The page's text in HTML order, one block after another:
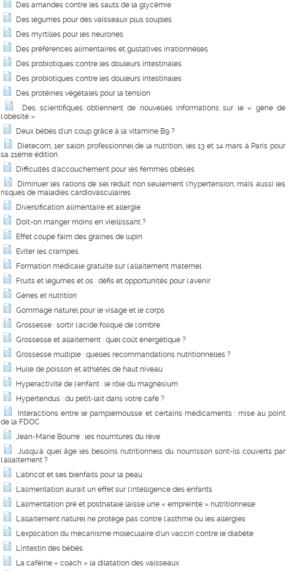
Des amandes contre les sauts de la glycémie
Des légumes pour des vaisseaux plus souples
Des myrtilles pour les neurones
Des préférences alimentaires et gustatives irrationnelles
Des probiotiques contre les douleurs intestinales
Des probiotiques contre les douleurs intestinales
Des protéines végétales pour la tension
Des scientifiques obtiennent de nouvelles informations sur le « gène de
l'obésité »
Deux bébés d'un coup grâce à la vitamine B9 ?
Dietecom, 1er salon professionnel de la nutrition, les 13 et 14 mars à Paris pour
sa 21ème édition
Difficultés d'accouchement pour les femmes obèses
Diminuer les rations de sel réduit non seulement l'hypertension, mais aussi les
risques de maladies cardiovasculaires
Diversification alimentaire et allergie
Doit-on manger moins en vieillissant ?
Effet coupe faim des graines de lupin
Eviter les crampes
Formation médicale gratuite sur l'allaitement maternel
Fruits et légumes et os : défis et opportunités pour l'avenir
Gènes et nutrition
Gommage naturel pour le visage et le corps
Grossesse : sortir l'acide folique de l'ombre
Grossesse et allaitement : quel coût énergétique ?
Grossesse multiple : quelles recommandations nutritionnelles ?
Huile de poisson et athlètes de haut niveau
Hyperactivité de l'enfant : le rôle du magnésium
Hypertendus : du petit-lait dans votre café ?
Interactions entre le pamplemousse et certains médicaments : mise au point
de la FDOC
Jean-Marie Bourre : les nourritures du rêve
Jusqu'à quel âge les besoins nutritionnels du nourrisson sont-ils couverts par
l'allaitement ?
L'abricot et ses bienfaits pour la peau
L'alimentation aurait un effet sur l'intelligence des enfants
L'alimentation pré et postnatale laisse une « empreinte » nutritionnelle
L'allaitement naturel ne protège pas contre l'asthme ou les allergies
L'explication du mécanisme moléculaire d'un vaccin contre le diabète
L'intestin des bébés
La caféine « coach » la dilatation des vaisseaux